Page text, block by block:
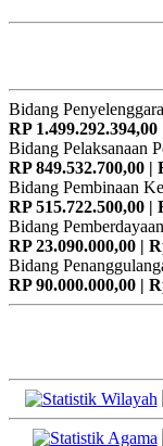
Bidang
RP
Bidang Pelaksanaan
RP 849.532.700,00 |
Bidang Pembinaan
RP 515.722.500,00 |
Bidang
RP 23.090.000,00 |
Bidang
RP 90.000.000,00 |